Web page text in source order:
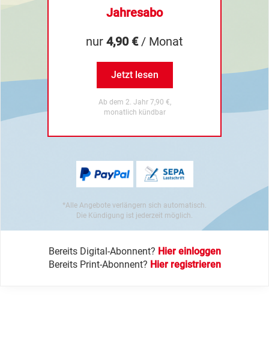
Jahresabo
nur 4,90 €/ Monat
Jetzt lesen
Ab dem 2. Jahr 7,90 €,
monatlich kündbar
*Alle Angebote verlängern sich automatisch.
Die Kündigung ist jederzeit möglich.
Bereits Digital-Abonnent? Hier einloggen
Bereits Print-Abonnent? Hier registrieren